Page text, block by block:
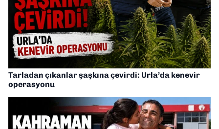
Tarladan çıkanlar şaşkına çevirdi: Urla’da kenevir
operasyonu